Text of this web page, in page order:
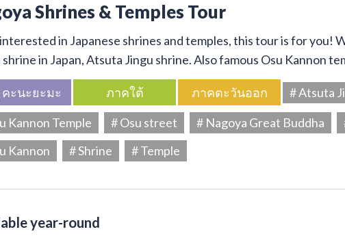
Shrines & Temples Tour
in Japanese shrines and temples, this tour is for you!
shrine in Japan, Atsuta Jingu shrine. Also famous Osu Kannon
คะนะยะมะ ภาคใต้ ภาคตะวันออก
# Atsuta
Kannon Temple
# Osu street # Nagoya Great Buddha
Kannon
# Shrine # Temple
year-round